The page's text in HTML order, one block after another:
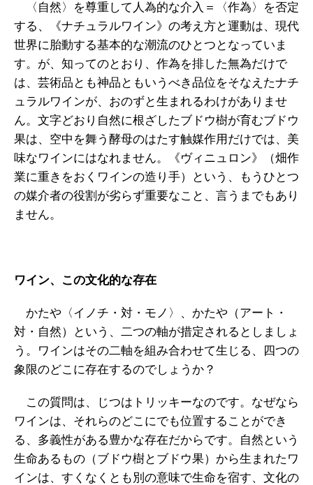
〈自然〉を尊重して人為的な介入＝〈作為〉を否定
する、《ナチュラルワイン》の考え方と運動は、現代
世界に胎動する基本的な潮流のひとつとなっていま
す。が、知ってのとおり、作為を排した無為だけで
は、芸術品とも神品ともいうべき品位をそなえたナチ
ュラルワインが、おのずと生まれるわけがありませ
ん。文字どおり自然に根ざしたブドウ樹が育むブドウ
果は、空中を舞う酵母のはたす触媒作用だけでは、美
味なワインにはなれません。《ヴィニュロン》（畑作
業に重きをおくワインの造り手）という、もうひとつ
の媒介者の役割が劣らず重要なこと、言うまでもあり
ません。
ワイン、この文化的な存在
かたや〈イノチ・対・モノ〉、かたや（アート・
対・自然）という、二つの軸が措定されるとしましょ
う。ワインはその二軸を組み合わせて生じる、四つの
象限のどこに存在するのでしょうか？
この質問は、じつはトリッキーなのです。なぜなら
ワインは、それらのどこにでも位置することができ
る、多義性がある豊かな存在だからです。自然という
生命あるもの（ブドウ樹とブドウ果）から生まれたワ
インは、すくなくとも別の意味で生命を宿す、文化の